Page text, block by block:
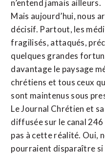
n’entend jamais ailleurs.
Mais aujourd’hui, nous
décisif. Partout, les
fragilisés, attaqués,
quelques grandes
davantage le paysage
chrétiens et tous ceux
sont maintenus sous
Le Journal Chrétien et
diffusée sur le canal 246
pas à cette réalité. Oui,
pourraient disparaître si